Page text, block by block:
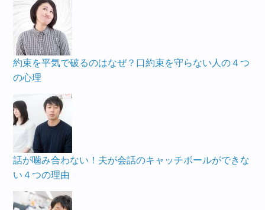
約束を平気で破るのはなぜ？口約束を守らない人の４つ
の心理
話が噛み合わない！夫が会話のキャッチボールができな
い４つの理由